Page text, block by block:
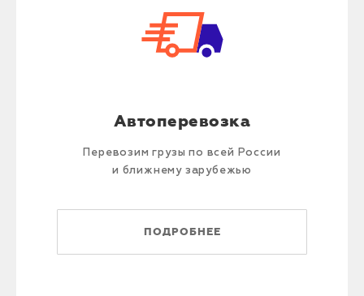
Автоперевозка
Перевозим грузы по всей России
и ближнему зарубежью
ПОДРОБНЕЕ